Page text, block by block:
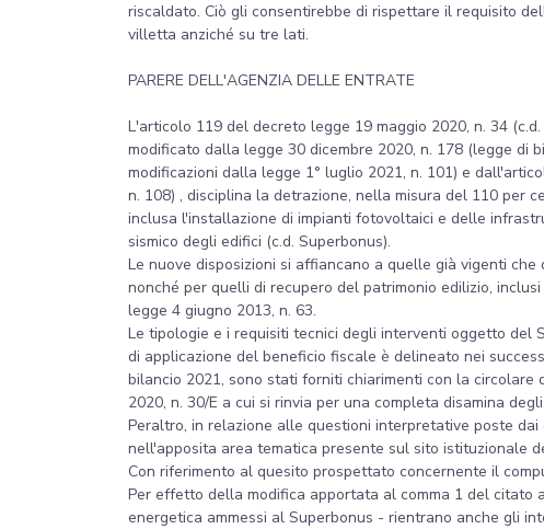
riscaldato. Ciò gli consentirebbe di rispettare il requisito
villetta anziché su tre lati.
PARERE DELL'AGENZIA DELLE ENTRATE
L'articolo 119 del decreto legge 19 maggio 2020, n. 34
modificato dalla legge 30 dicembre 2020, n. 178 (legge di
modificazioni dalla legge 1° luglio 2021, n. 101) e
n. 108) , disciplina la detrazione, nella misura del 110 per
inclusa l'installazione di impianti fotovoltaici e delle
sismico degli edifici (c.d. Superbonus).
Le nuove disposizioni si affiancano a quelle già vigenti
nonché per quelli di recupero del patrimonio edilizio,
legge 4 giugno 2013, n. 63.
Le tipologie e i requisiti tecnici degli interventi oggetto del
di applicazione del beneficio fiscale è delineato nei
bilancio 2021, sono stati forniti chiarimenti con la circolare
2020, n. 30/E a cui si rinvia per una completa disamina
Peraltro, in relazione alle questioni interpretative poste
nell'apposita area tematica presente sul sito istituzionale
Con riferimento al quesito prospettato concernente il
Per effetto della modifica apportata al comma 1 del
energetica ammessi al Superbonus - rientrano anche gli